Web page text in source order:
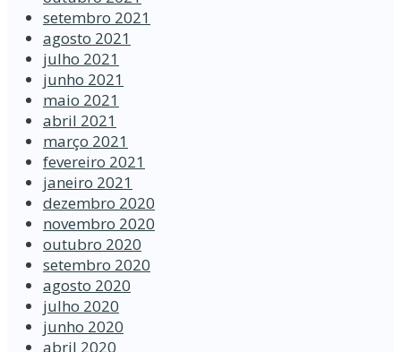
setembro 2021
agosto 2021
julho 2021
junho 2021
maio 2021
abril 2021
março 2021
fevereiro 2021
janeiro 2021
dezembro 2020
novembro 2020
outubro 2020
setembro 2020
agosto 2020
julho 2020
junho 2020
abril 2020